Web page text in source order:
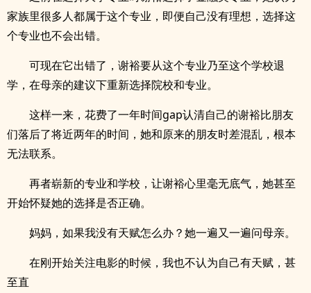
家族里很多人都属于这个专业，即便自己没有理想，选择这
个专业也不会出错。
可现在它出错了，谢裕要从这个专业乃至这个学校退
学，在母亲的建议下重新选择院校和专业。
这样一来，花费了一年时间gap认清自己的谢裕比朋友
们落后了将近两年的时间，她和原来的朋友时差混乱，根本
无法联系。
再者崭新的专业和学校，让谢裕心里毫无底气，她甚至
开始怀疑她的选择是否正确。
妈妈，如果我没有天赋怎么办？她一遍又一遍问母亲。
在刚开始关注电影的时候，我也不认为自己有天赋，甚
至直